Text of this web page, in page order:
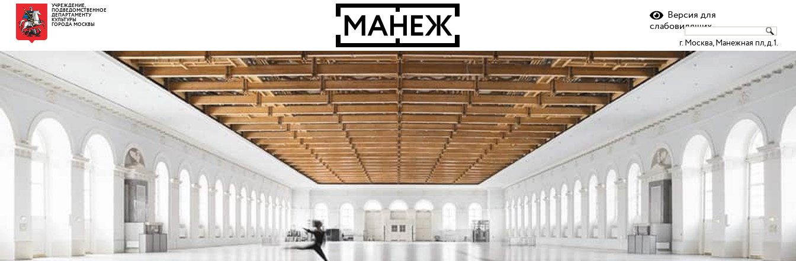
УЧРЕЖДЕНИЕ,
ПОДВЕДОМСТВЕННОЕ
ДЕПАРТАМЕНТУ
КУЛЬТУРЫ
ГОРОДА МОСКВЫ
Версия для
слабовидящих
г. Москва, Манежная пл, д.1.